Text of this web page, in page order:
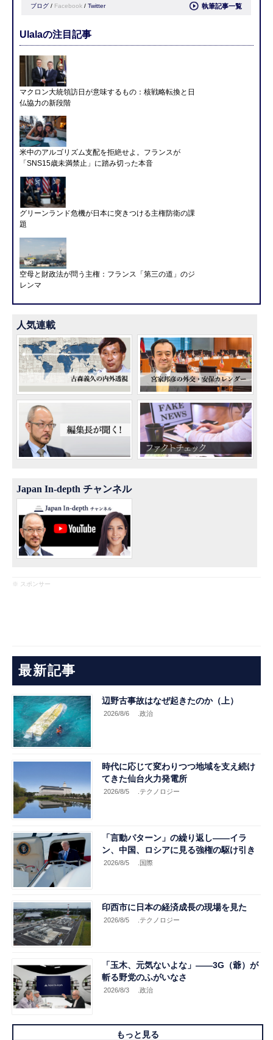
ブログ / Facebook /Twitter 執筆記事一覧
Ulalaの注目記事
マクロン大統領訪日が意味するもの：核戦略転換と日
仏協力の新段階
米中のアルゴリズム支配を拒絶せよ。フランスが
「SNS15歳未満禁止」に踏み切った本音
グリーンランド危機が日本に突きつける主権防衛の課
題
空母と財政法が問う主権：フランス「第三の道」のジ
レンマ
人気連載
Japan In-depth チャンネル
※ スポンサー
最新記事
辺野古事故はなぜ起きたのか（上）
2026/8/6 .政治
時代に応じて変わりつつ地域を支え続け
てきた仙台火力発電所
2026/8/5 .テクノロジー
「言動パターン」の繰り返し――イラ
ン、中国、ロシアに見る強権の駆け引き
2026/8/5 .国際
印西市に日本の経済成長の現場を見た
2026/8/5 .テクノロジー
「玉木、元気ないよな」――3G（爺）が
斬る野党のふがいなさ
2026/8/3 .政治
もっと見る